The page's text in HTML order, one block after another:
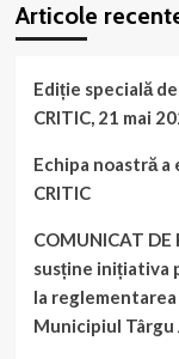
sudul
400.000
români!
Articole
Ediție specială
CRITIC, 21 mai
Echipa noastră
CRITIC
COMUNICAT
susține inițiativa
la
Municipiul Târgu